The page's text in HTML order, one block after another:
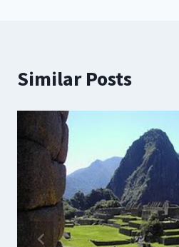
Similar Posts